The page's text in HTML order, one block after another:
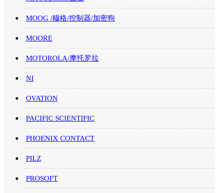
MOOG /穆格/控制器/加密狗
MOORE
MOTOROLA/摩托罗拉
NI
OVATION
PACIFIC SCIENTIFIC
PHOENIX CONTACT
PILZ
PROSOFT